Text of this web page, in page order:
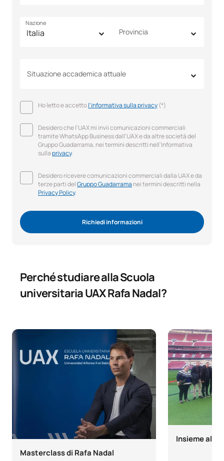
Nazione
Provincia
Situazione accademica attuale
Ho letto e accettol'informativa sulla privacy(*)
Desidero che l'UAX mi invii comunicazioni commerciali
tramite WhatsApp Business dall'UAX e da altre società del
Gruppo Guadarrama, nei termini descritti nell'Informativa
sullaprivacy.
Desidero ricevere comunicazioni commerciali dalla UAX e da
terze parti delGruppo Guadarrama nei termini descritti nella
Privacy Policy.
Richiedi informazioni
Perché studiare alla Scuola
universitaria UAX Rafa Nadal?
Masterclass di Rafa Nadal
Insieme